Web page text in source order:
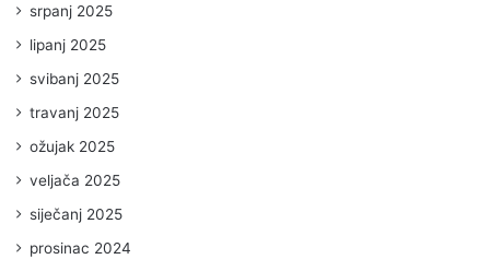
srpanj 2025
lipanj 2025
svibanj 2025
travanj 2025
ožujak 2025
veljača 2025
siječanj 2025
prosinac 2024